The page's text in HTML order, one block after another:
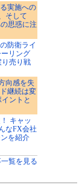
実施への
そして
思惑に注
防衛ライ
リング
り売り戦
向感を失
継続は変
ントと
キャッ
なFX会社
を紹介
覧を見る